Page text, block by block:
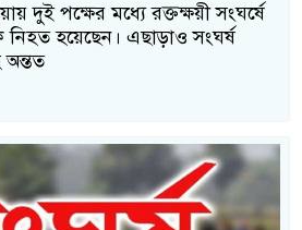
দুই পক্ষের মধ্যে রক্তক্ষয়ী সংঘর্ষে
হয়েছেন। এছাড়াও সংঘর্ষ
অন্তত